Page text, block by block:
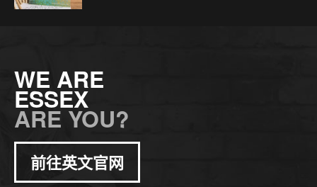
WE ARE
ESSEX
ARE YOU?
前往英文官网